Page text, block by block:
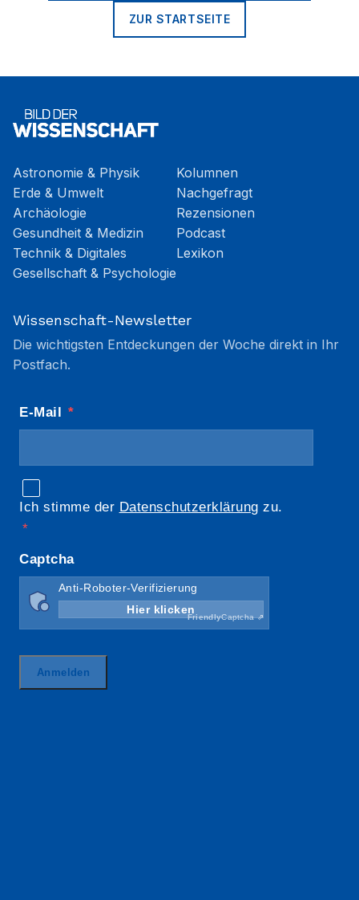
ZUR STARTSEITE
Astronomie & Physik
Erde & Umwelt
Archäologie
Gesundheit & Medizin
Technik & Digitales
Gesellschaft & Psychologie
Kolumnen
Nachgefragt
Rezensionen
Podcast
Lexikon
Wissenschaft-Newsletter
Die wichtigsten Entdeckungen der Woche direkt in Ihr
Postfach.